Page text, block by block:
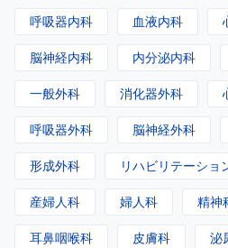
呼吸器内科 血液内科
脳神経内科 内分泌内科
一般外科 消化器外科
呼吸器外科 脳神経外科
形成外科 リハビリテーショ
産婦人科 婦人科 精神
耳鼻咽喉科 皮膚科 泌